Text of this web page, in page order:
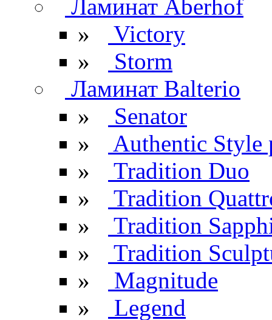
Ламинат Aberhof
»
Victory
»
Storm
Ламинат Balterio
»
Senator
»
Authentic Style
»
Tradition Duo
»
Tradition
»
Tradition
»
Tradition
»
Magnitude
»
Legend